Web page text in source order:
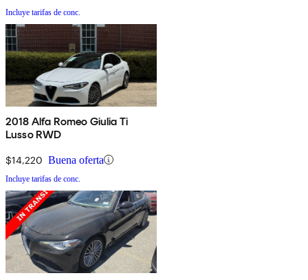
Incluye tarifas de conc.
2018 Alfa Romeo Giulia Ti
Lusso RWD
$14,220 Buena oferta
Incluye tarifas de conc.